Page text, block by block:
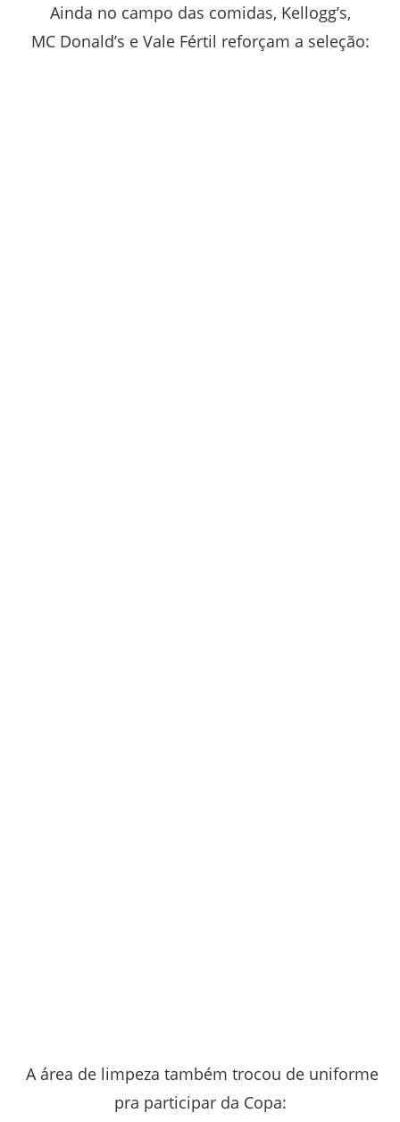
Ainda no campo das comidas, Kellogg’s,
MC Donald’s e Vale Fértil reforçam a seleção:
A área de limpeza também trocou de uniforme
pra participar da Copa: